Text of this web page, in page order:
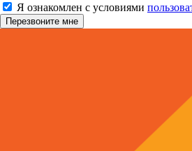
Я ознакомлен с условиями